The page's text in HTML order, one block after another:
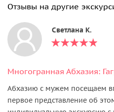
Отзывы на другие
Светлана К.
Абхазию с мужем посещаем
первое представление об